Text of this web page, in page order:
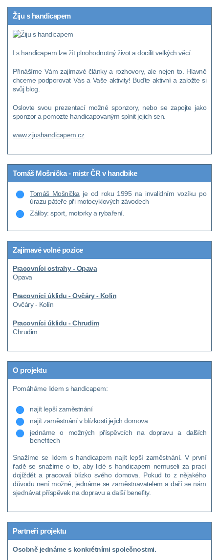
Žiju s handicapem
I s handicapem lze žít plnohodnotný život a docílit velkých věcí.
Přinášíme Vám zajímavé články a rozhovory, ale nejen to. Hlavně
chceme podporovat Vás a Vaše aktivity! Buďte aktivní a založte si
svůj blog.
Oslovte svou prezentací možné sponzory, nebo se zapojte jako
sponzor a pomozte handicapovaným splnit jejich sen.
www.zijushandicapem.cz
Tomáš Mošnička - mistr ČR v handbike
Tomáš Mošnička je od roku 1995 na invalidním vozíku po
úrazu páteře při motocyklových závodech
Záliby: sport, motorky a rybaření.
Zajímavé volné pozice
Pracovníci ostrahy - Opava
Opava
Pracovníci úklidu - Ovčáry - Kolín
Ovčáry - Kolín
Pracovníci úklidu - Chrudim
Chrudim
O projektu
Pomáháme lidem s handicapem:
najít lepší zaměstnání
najít zaměstnání v blízkosti jejich domova
jednáme o možných příspěvcích na dopravu a dalších
benefitech
Snažíme se lidem s handicapem najít lepší zaměstnání. V první
řadě se snažíme o to, aby lidé s handicapem nemuseli za prací
dojíždět a pracovali blízko svého domova. Pokud to z nějakého
důvodu není možné, jednáme se zaměstnavatelem a daří se nám
sjednávat příspěvek na dopravu a další benefity.
Partneři projektu
Osobně jednáme s konkrétními společnostmi.